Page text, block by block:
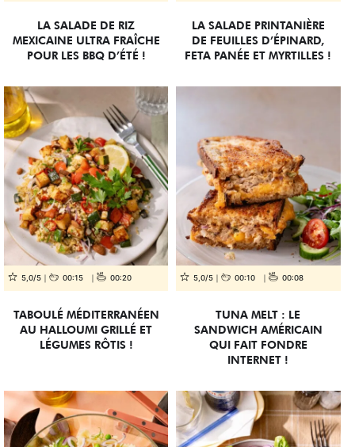
LA SALADE DE RIZ
MEXICAINE ULTRA FRAÎCHE
POUR LES BBQ D’ÉTÉ !
LA SALADE PRINTANIÈRE
DE FEUILLES D’ÉPINARD,
FETA PANÉE ET MYRTILLES !
5,0/5 00:15 00:20
TABOULÉ MÉDITERRANÉEN
AU HALLOUMI GRILLÉ ET
LÉGUMES RÔTIS !
5,0/5 00:10 00:08
TUNA MELT : LE
SANDWICH AMÉRICAIN
QUI FAIT FONDRE
INTERNET !